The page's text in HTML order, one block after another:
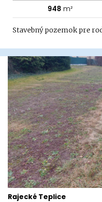
948 m²
Stavebný pozemok pre
Rajecké Teplice